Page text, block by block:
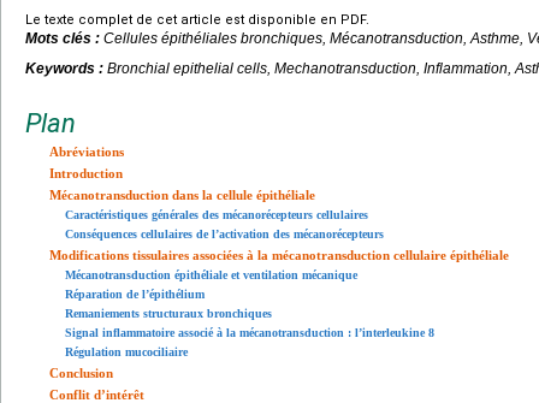
Le texte complet de cet article est disponible en PDF.
Mots clés : Cellules épithéliales bronchiques, Mécanotransduction, Asthme,
Keywords : Bronchial epithelial cells, Mechanotransduction, Inflammation,
Plan
Abréviations
Introduction
Mécanotransduction dans la cellule épithéliale
Caractéristiques générales des mécanorécepteurs cellulaires
Conséquences cellulaires de l’activation des mécanorécepteurs
Modifications tissulaires associées à la mécanotransduction cellulaire épithéliale
Mécanotransduction épithéliale et ventilation mécanique
Réparation de l’épithélium
Remaniements structuraux bronchiques
Signal inflammatoire associé à la mécanotransduction : l’interleukine 8
Régulation mucociliaire
Conclusion
Conflit d’intérêt